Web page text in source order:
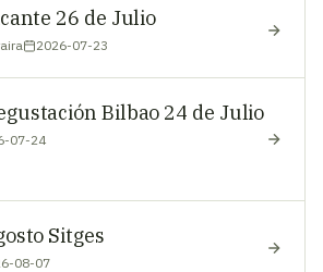
26 de Julio
2026-07-23
Bilbao 24 de Julio
07-24
Sitges
08-07